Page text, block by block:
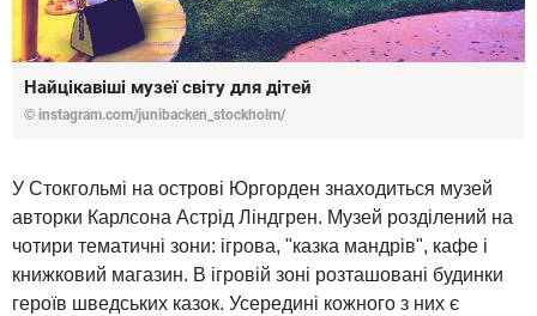
Найцікавіші музеї світу для дітей
© instagram.com/junibacken_stockholm/
У Стокгольмі на острові Юргорден знаходиться музей
авторки Карлсона Астрід Ліндгрен. Музей розділений на
чотири тематичні зони: ігрова, "казка мандрів", кафе і
книжковий магазин. В ігровій зоні розташовані будинки
героїв шведських казок. Усередині кожного з них є